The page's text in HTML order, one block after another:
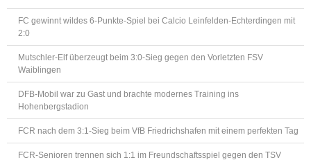
FC gewinnt wildes 6-Punkte-Spiel bei Calcio Leinfelden-Echterdingen mit
2:0
Mutschler-Elf überzeugt beim 3:0-Sieg gegen den Vorletzten FSV
Waiblingen
DFB-Mobil war zu Gast und brachte modernes Training ins
Hohenbergstadion
FCR nach dem 3:1-Sieg beim VfB Friedrichshafen mit einem perfekten Tag
FCR-Senioren trennen sich 1:1 im Freundschaftsspiel gegen den TSV